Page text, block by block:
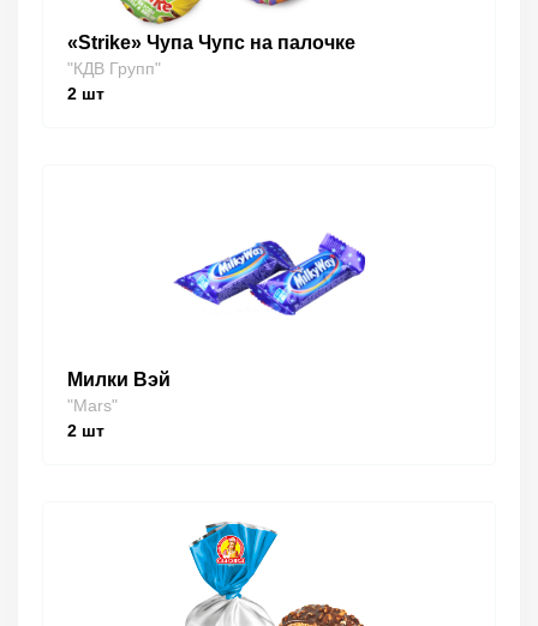
«Strike» Чупа Чупс на палочке
"КДВ Групп"
2 шт
Милки Вэй
"Mars"
2 шт